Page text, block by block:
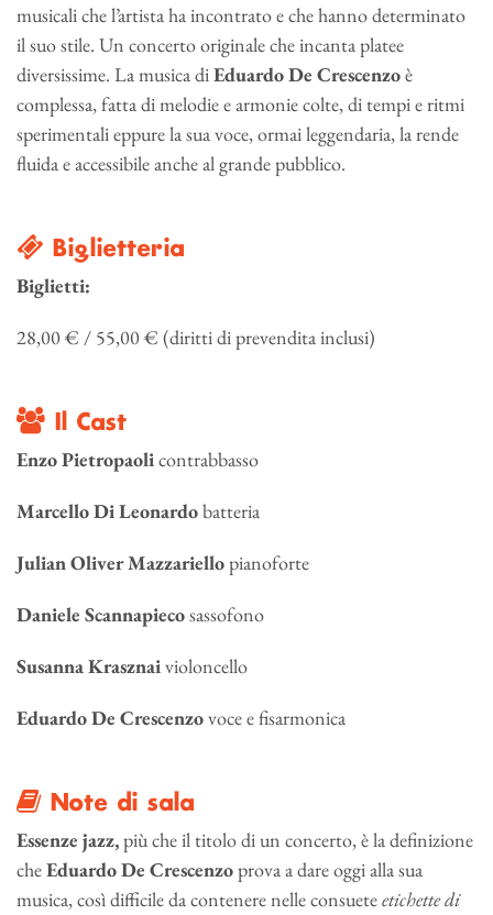
musicali che l’artista ha incontrato e che hanno determinato
il suo stile. Un concerto originale che incanta platee
diversissime. La musica diEduardo De Crescenzoè
complessa, fatta di melodie e armonie colte, di tempi e ritmi
sperimentali eppure la sua voce, ormai leggendaria, la rende
fluida e accessibile anche al grande pubblico.
Biglietteria
Biglietti:
28,00 € / 55,00 € (diritti di prevendita inclusi)
Il Cast
Enzo Pietropaolicontrabbasso
Marcello Di Leonardobatteria
Julian Oliver Mazzariellopianoforte
Daniele Scannapiecosassofono
Susanna Krasznaivioloncello
Eduardo De Crescenzovoce e fisarmonica
Note di sala
Essenze jazz,più che il titolo di un concerto, è la definizione
cheEduardo De Crescenzoprova a dare oggi alla sua
musica, così difficile da contenere nelle consueteetichette di